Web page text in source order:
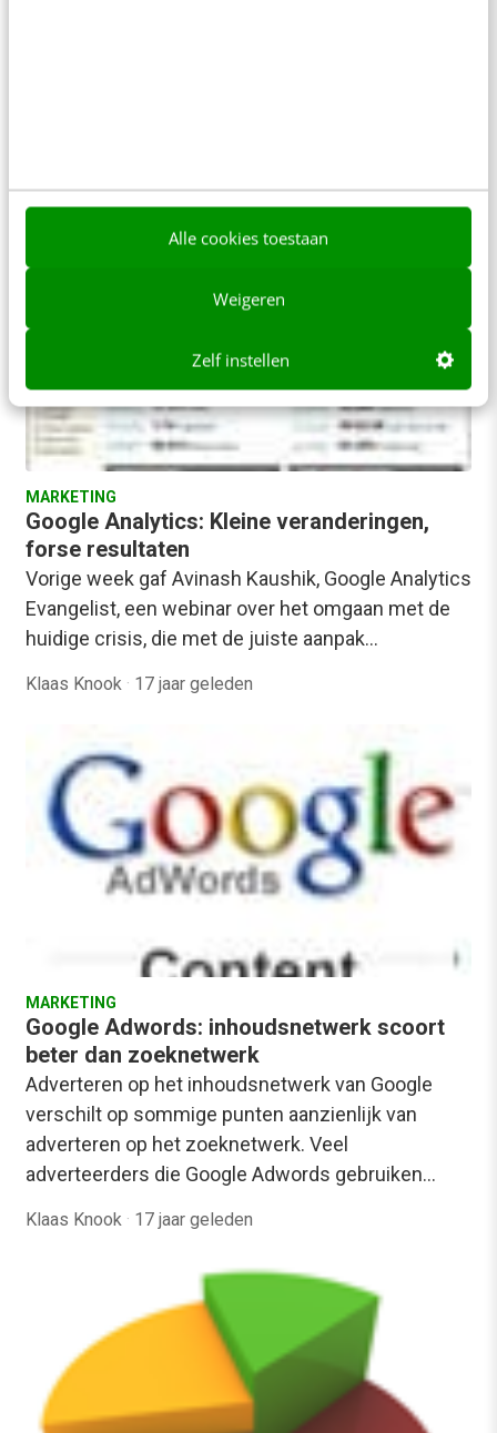
Alle cookies toestaan
Weigeren
Zelf instellen
MARKETING
Google Analytics: Kleine veranderingen,
forse resultaten
Vorige week gaf Avinash Kaushik, Google Analytics
Evangelist, een webinar over het omgaan met de
huidige crisis, die met de juiste aanpak…
Klaas Knook · 17 jaar geleden
MARKETING
Google Adwords: inhoudsnetwerk scoort
beter dan zoeknetwerk
Adverteren op het inhoudsnetwerk van Google
verschilt op sommige punten aanzienlijk van
adverteren op het zoeknetwerk. Veel
adverteerders die Google Adwords gebruiken…
Klaas Knook · 17 jaar geleden